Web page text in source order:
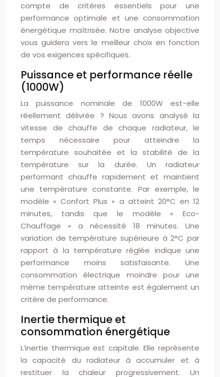
compte de critères essentiels pour une
performance optimale et une consommation
énergétique maîtrisée. Notre analyse objective
vous guidera vers le meilleur choix en fonction
de vos exigences spécifiques.
Puissance et performance réelle
(1000W)
La puissance nominale de 1000W est-elle
réellement délivrée ? Nous avons analysé la
vitesse de chauffe de chaque radiateur, le
temps nécessaire pour atteindre la
température souhaitée et la stabilité de la
température sur la durée. Un radiateur
performant chauffe rapidement et maintient
une température constante. Par exemple, le
modèle « Confort Plus » a atteint 20°C en 12
minutes, tandis que le modèle « Eco-
Chauffage » a nécessité 18 minutes. Une
variation de température supérieure à 2°C par
rapport à la température réglée indique une
performance moins satisfaisante. Une
consommation électrique moindre pour une
même température atteinte est également un
critère de performance.
Inertie thermique et
consommation énergétique
L’inertie thermique est capitale. Elle représente
la capacité du radiateur à accumuler et à
restituer la chaleur progressivement. Un